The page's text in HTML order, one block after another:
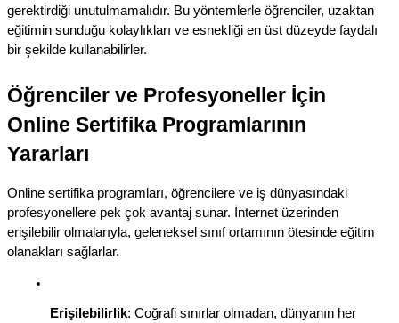
gerektirdiği unutulmamalıdır. Bu yöntemlerle öğrenciler, uzaktan
eğitimin sunduğu kolaylıkları ve esnekliği en üst düzeyde faydalı
bir şekilde kullanabilirler.
Öğrenciler ve Profesyoneller İçin
Online Sertifika Programlarının
Yararları
Online sertifika programları, öğrencilere ve iş dünyasındaki
profesyonellere pek çok avantaj sunar. İnternet üzerinden
erişilebilir olmalarıyla, geleneksel sınıf ortamının ötesinde eğitim
olanakları sağlarlar.
Erişilebilirlik: Coğrafi sınırlar olmadan, dünyanın her